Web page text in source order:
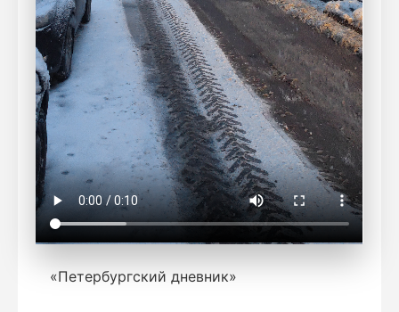
«Петербургский дневник»